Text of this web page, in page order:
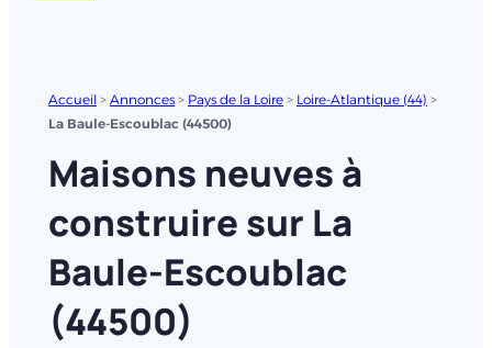
Accueil > Annonces > Pays de la Loire > Loire-Atlantique (44) >
La Baule-Escoublac (44500)
Maisons neuves à
construire sur La
Baule-Escoublac
(44500)